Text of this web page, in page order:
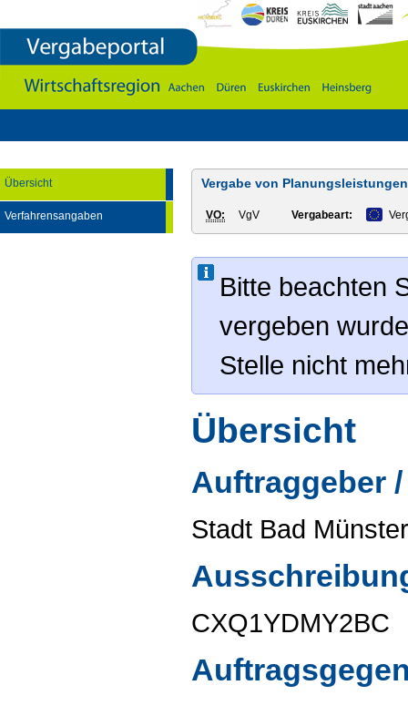
Aachen
DÃ¼ren
Heinsberg
Übersicht
Verfahrensangaben
Vergabe von
VO: VgV Vergabeart:
Bitte beachten
vergeben
Stelle nicht
Übersicht
Auftraggeber
Stadt Bad
CXQ1YDMY2BC